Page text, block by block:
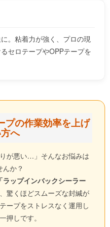
。粘着力が強く、プロの現
セロテープやOPPテープを
プの作業効率を上げ
へ
が悪い…」そんなお悩みは
んか？
「ラップインバックシーラー
驚くほどスムーズな封緘が
ープをストレスなく運用し
押しです。